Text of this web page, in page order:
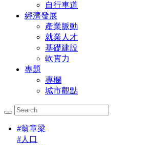
自行車道
經濟發展
產業脈動
就業人才
基礎建設
軟實力
專題
專欄
城市觀點
#翁章梁
#人口